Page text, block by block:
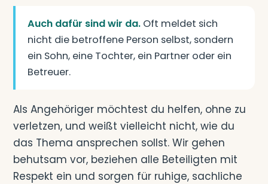
Auch dafür sind wir da. Oft meldet sich
nicht die betroffene Person selbst, sondern
ein Sohn, eine Tochter, ein Partner oder ein
Betreuer.
Als Angehöriger möchtest du helfen, ohne zu
verletzen, und weißt vielleicht nicht, wie du
das Thema ansprechen sollst. Wir gehen
behutsam vor, beziehen alle Beteiligten mit
Respekt ein und sorgen für ruhige, sachliche